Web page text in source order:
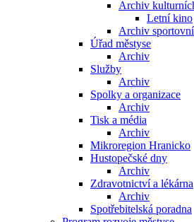
Archiv
Letní kino
Archiv
Úřad městyse
Archiv
Služby
Archiv
Spolky a organizace
Archiv
Tisk a média
Archiv
Mikroregion Hranicko
Hustopečské dny
Archiv
Zdravotnictví a lékárna
Archiv
Spotřebitelská poradna